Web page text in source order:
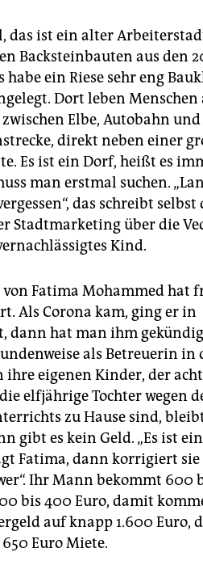
das ist ein alter
Backsteinbauten aus den
habe ein Riese sehr eng
Dort leben Menschen
Elbe, Autobahn und
direkt neben einer
Es ist ein Dorf, heißt es
man erstmal suchen.
das schreibt selbst
Stadtmarketing über die
Kind.
Fatima Mohammed hat
Als Corona kam, ging er in
dann hat man ihm
als Betreuerin in
ihre eigenen Kinder, der
elfjährige Tochter wegen
zu Hause sind,
gibt es kein Geld. „Es ist
Fatima, dann korrigiert sie
Ihr Mann bekommt 600
bis 400 Euro, damit
auf knapp 1.600 Euro,
Euro Miete.